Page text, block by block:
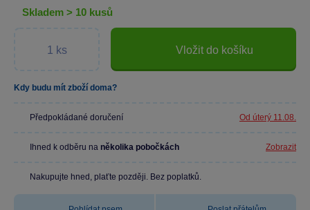
skladem > 10 kusů
Vložit do košíku
Kdy budu mít zboží doma?
Předpokládané doručení Od úterý 11.08.
Ihned k odběru na několika pobočkách Zobrazit
Nakupujte hned, plaťte později. Bez poplatků.